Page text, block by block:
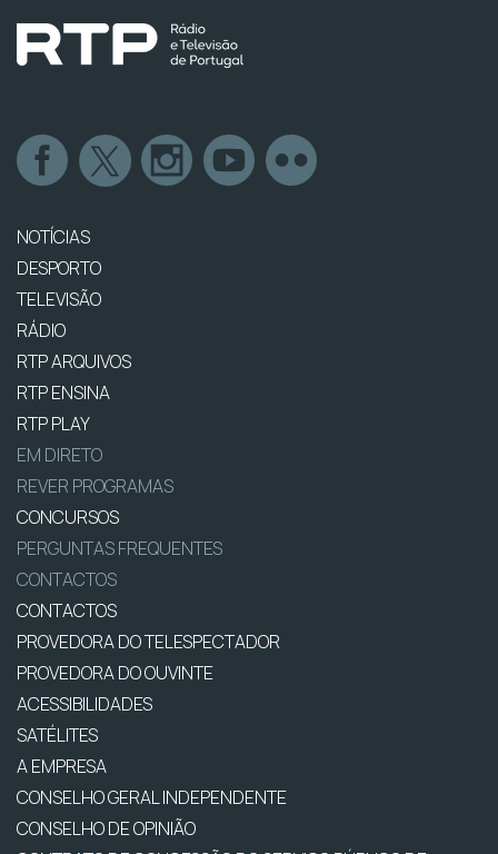
NOTÍCIAS
DESPORTO
TELEVISÃO
RÁDIO
RTP ARQUIVOS
RTP ENSINA
RTP PLAY
EM DIRETO
REVER PROGRAMAS
CONCURSOS
PERGUNTAS FREQUENTES
CONTACTOS
CONTACTOS
PROVEDORA DO TELESPECTADOR
PROVEDORA DO OUVINTE
ACESSIBILIDADES
SATÉLITES
A EMPRESA
CONSELHO GERAL INDEPENDENTE
CONSELHO DE OPINIÃO